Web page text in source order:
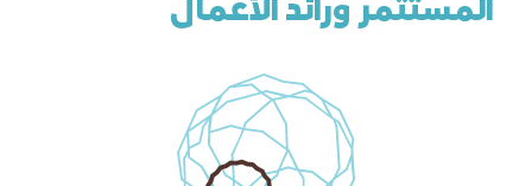
المستثمر ورائد الأعمال